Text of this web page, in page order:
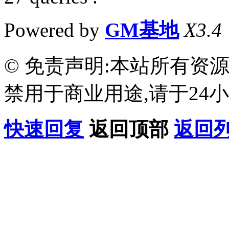
Powered by GM基地 X3.4
© 免责声明:本站所有资
禁用于商业用途,请于24
快速回复 返回顶部 返回